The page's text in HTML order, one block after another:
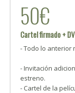
50€
Cartel firmado +
- Todo lo anterior
- Invitación
estreno.
- Cartel de la